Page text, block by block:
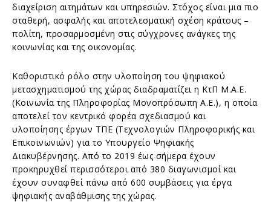
διαχείριση αιτημάτων και υπηρεσιών. Στόχος είναι μια πιο
σταθερή, ασφαλής και αποτελεσματική σχέση κράτους –
πολίτη, προσαρμοσμένη στις σύγχρονες ανάγκες της
κοινωνίας και της οικονομίας.
Καθοριστικό ρόλο στην υλοποίηση του ψηφιακού
μετασχηματισμού της χώρας διαδραματίζει η ΚτΠ Μ.Α.Ε.
(Κοινωνία της Πληροφορίας Μονοπρόσωπη Α.Ε.), η οποία
αποτελεί τον κεντρικό φορέα σχεδιασμού και
υλοποίησης έργων ΤΠΕ (Τεχνολογιών Πληροφορικής και
Επικοινωνιών) για το Υπουργείο Ψηφιακής
Διακυβέρνησης. Από το 2019 έως σήμερα έχουν
προκηρυχθεί περισσότεροι από 380 διαγωνισμοί και
έχουν συναφθεί πάνω από 600 συμβάσεις για έργα
ψηφιακής αναβάθμισης της χώρας.